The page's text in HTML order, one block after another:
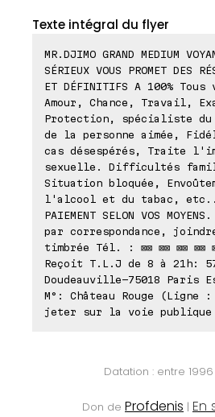
Texte intégral du flyer
MR.DJIMO GRAND MEDIUM
SÉRIEUX VOUS PROMET DES
ET DÉFINITIFS A 100% Tous
Amour, Chance, Travail,
Protection, spécialiste
de la personne aimée,
cas désespérés, Traite
sexuelle. Difficultés
Situation bloquée,
l'alcool et du tabac,
PAIEMENT SELON VOS
par correspondance,
timbrée Tél. : ⊠⊠ ⊠⊠ ⊠⊠ ⊠⊠
Reçoit T.L.J de 8 à 21h:
Doudeauville-75018 Paris
M°: Château Rouge (Ligne
jeter sur la voie
Datation : entre
Don de Profdenis | En